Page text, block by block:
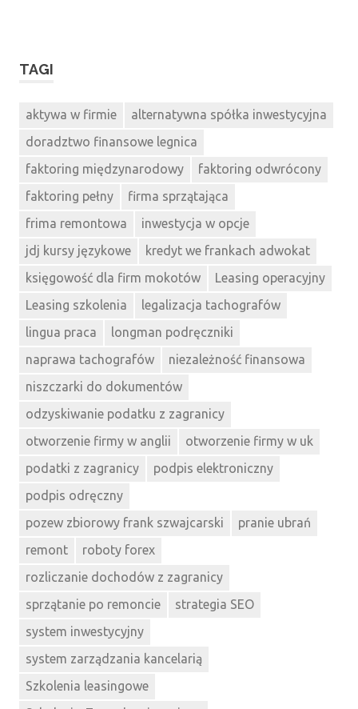
TAGI
aktywa w firmie
alternatywna spółka inwestycyjna
doradztwo finansowe legnica
faktoring międzynarodowy
faktoring odwrócony
faktoring pełny
firma sprzątająca
frima remontowa
inwestycja w opcje
jdj kursy językowe
kredyt we frankach adwokat
księgowość dla firm mokotów
Leasing operacyjny
Leasing szkolenia
legalizacja tachografów
lingua praca
longman podręczniki
naprawa tachografów
niezależność finansowa
niszczarki do dokumentów
odzyskiwanie podatku z zagranicy
otworzenie firmy w anglii
otworzenie firmy w uk
podatki z zagranicy
podpis elektroniczny
podpis odręczny
pozew zbiorowy frank szwajcarski
pranie ubrań
remont
roboty forex
rozliczanie dochodów z zagranicy
sprzątanie po remoncie
strategia SEO
system inwestycyjny
system zarządzania kancelarią
Szkolenia leasingowe